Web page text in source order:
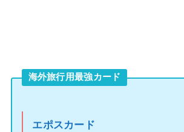
海外旅行用最強カード
エポスカード